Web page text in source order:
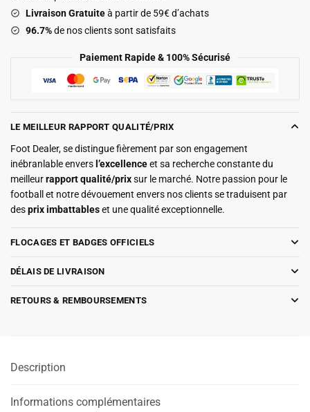
Livraison Gratuiteà partir de 59€ d’achats
96.7%de nos clients sont satisfaits
Paiement Rapide & 100% Sécurisé
LE MEILLEUR RAPPORT QUALITÉ/PRIX
Foot Dealer, se distingue fièrement par son engagement
inébranlable envers l’excellenceet sa recherche constante du
meilleurrapport qualité/prixsur le marché. Notre passion pour le
football et notre dévouement envers nos clients se traduisent par
desprix imbattableset une qualité exceptionnelle.
FLOCAGES ET BADGES OFFICIELS
DÉLAIS DE LIVRAISON
RETOURS & REMBOURSEMENTS
Description
Informations complémentaires